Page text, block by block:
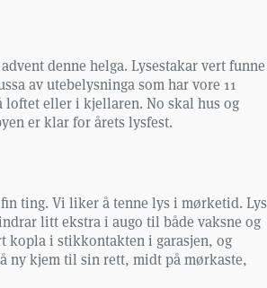
denne helga. Lysestakar vert funne
av utebelysninga som har vore 11
loftet eller i kjellaren. No skal hus og
er klar for årets lysfest.
ting. Vi liker å tenne lys i mørketid. Lys
litt ekstra i augo til både vaksne og
kopla i stikkontakten i garasjen, og
ny kjem til sin rett, midt på mørkaste,